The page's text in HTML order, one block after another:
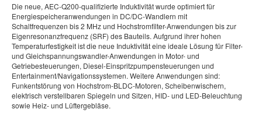
Die neue, AEC-Q200-qualifizierte Induktivität wurde optimiert für
Energiespeicheranwendungen in DC/DC-Wandlern mit
Schaltfrequenzen bis 2 MHz und Hochstromfilter-Anwendungen bis zur
Eigenresonanzfrequenz (SRF) des Bauteils. Aufgrund ihrer hohen
Temperaturfestigkeit ist die neue Induktivität eine ideale Lösung für Filter-
und Gleichspannungswandler-Anwendungen in Motor- und
Getriebesteuerungen, Diesel-Einspritzpumpensteuerungen und
Entertainment/Navigationssystemen. Weitere Anwendungen sind:
Funkentstörung von Hochstrom-BLDC-Motoren, Scheibenwischern,
elektrisch verstellbaren Spiegeln und Sitzen, HID- und LED-Beleuchtung
sowie Heiz- und Lüftergebläse.